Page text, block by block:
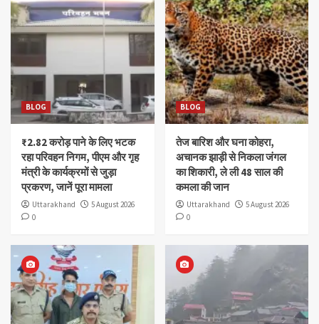
BLOG
₹2.82 करोड़ पाने के लिए भटक
रहा परिवहन निगम, पीएम और गृह
मंत्री के कार्यक्रमों से जुड़ा
प्रकरण, जानें पूरा मामला
Uttarakhand
5 August 2026
0
BLOG
तेज बारिश और घना कोहरा,
अचानक झाड़ी से निकला जंगल
का शिकारी, ले ली 48 साल की
कमला की जान
Uttarakhand
5 August 2026
0